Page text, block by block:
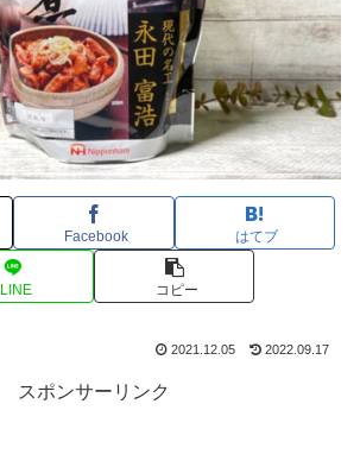
Facebook はてブ
LINE コピー
2021.12.05 2022.09.17
スポンサーリンク